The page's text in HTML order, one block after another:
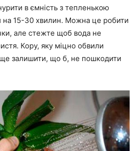
в ємність з тепленькою
на 15-30 хвилин. Можна це робити
але стежте щоб вода не
Кору, яку міцно обвили
залишити, що б, не пошкодити